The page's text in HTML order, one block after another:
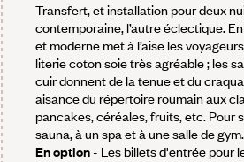
Transfert, et installation pour deux
contemporaine, l’autre éclectique.
et moderne met à l’aise les
literie coton soie très agréable ; les
cuir donnent de la tenue et du
aisance du répertoire roumain aux
pancakes, céréales, fruits, etc. Pour
sauna, à un spa et à une salle de gym.
En option- Les billets d'entrée pour